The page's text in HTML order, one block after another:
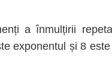
a înmulțirii
exponentul și 8